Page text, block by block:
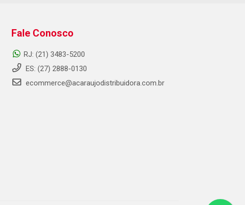
Fale Conosco
RJ: (21) 3483-5200
ES: (27) 2888-0130
ecommerce@acaraujodistribuidora.com.br